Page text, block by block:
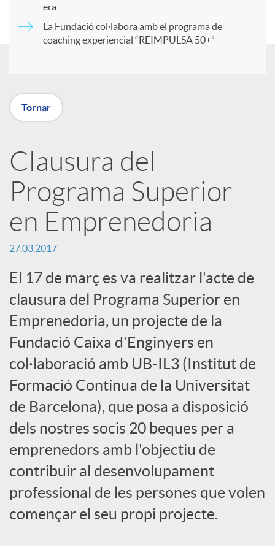
r
X
a
r
x
e
s
S
o
c
i
era
La Fundació col·labora amb el programa de
coaching experiencial “REIMPULSA 50+”
Tornar
Clausura del
Programa Superior
en Emprenedoria
27.03.2017
El 17 de març es va realitzar l'acte de
clausura del Programa Superior en
Emprenedoria, un projecte de la
Fundació Caixa d'Enginyers en
col·laboració amb UB-IL3 (Institut de
Formació Contínua de la Universitat
de Barcelona), que posa a disposició
dels nostres socis 20 beques per a
emprenedors amb l'objectiu de
contribuir al desenvolupament
professional de les persones que volen
començar el seu propi projecte.